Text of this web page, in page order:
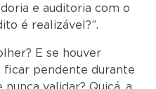
e auditoria com o
é realizável?”.
E se houver
ficar pendente durante